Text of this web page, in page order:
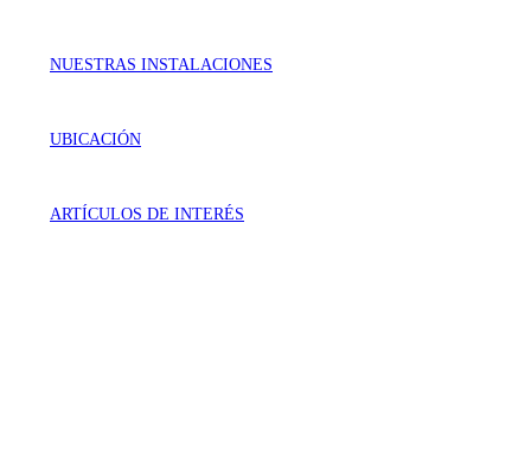
NUESTRAS INSTALACIONES
UBICACIÓN
ARTÍCULOS DE INTERÉS